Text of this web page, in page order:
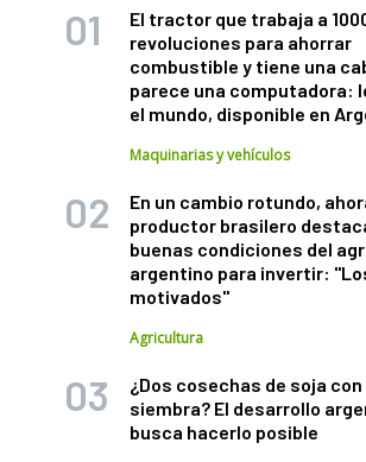
El tractor que trabaja a
revoluciones para ahorrar
combustible y tiene una
parece una computadora:
el mundo, disponible en
Maquinarias y vehículos
En un cambio rotundo,
productor brasilero
buenas condiciones del
argentino para invertir:
motivados"
Agricultura
¿Dos cosechas de soja
siembra? El desarrollo
busca hacerlo posible